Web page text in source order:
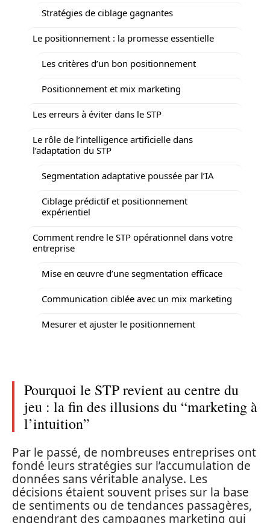
Stratégies de ciblage gagnantes
Le positionnement : la promesse essentielle
Les critères d’un bon positionnement
Positionnement et mix marketing
Les erreurs à éviter dans le STP
Le rôle de l’intelligence artificielle dans
l’adaptation du STP
Segmentation adaptative poussée par l’IA
Ciblage prédictif et positionnement
expérientiel
Comment rendre le STP opérationnel dans votre
entreprise
Mise en œuvre d’une segmentation efficace
Communication ciblée avec un mix marketing
Mesurer et ajuster le positionnement
Pourquoi le STP revient au centre du
jeu : la fin des illusions du “marketing à
l’intuition”
Par le passé, de nombreuses entreprises ont
fondé leurs stratégies sur l’accumulation de
données sans véritable analyse. Les
décisions étaient souvent prises sur la base
de sentiments ou de tendances passagères,
engendrant des campagnes marketing qui